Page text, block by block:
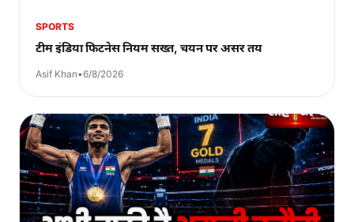
SPORTS
टीम इंडिया फिटनेस नियम सख्त, चयन पर असर तय
Asif Khan•6/8/2026